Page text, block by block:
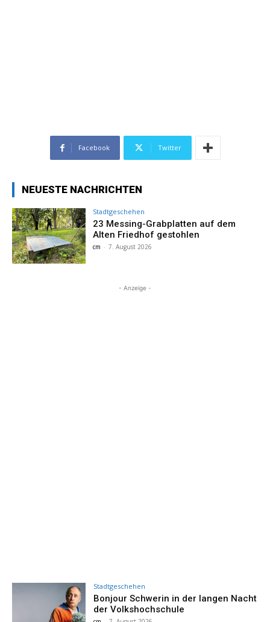
Facebook Twitter
NEUESTE NACHRICHTEN
Stadtgeschehen
23 Messing-Grabplatten auf dem
Alten Friedhof gestohlen
cm - 7. August 2026
- Anzeige -
Stadtgeschehen
Bonjour Schwerin in der langen Nacht
der Volkshochschule